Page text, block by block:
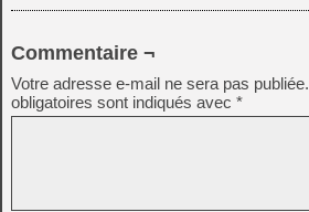
Commentaire ¬
Votre adresse e-mail ne sera pas publiée.
obligatoires sont indiqués avec *